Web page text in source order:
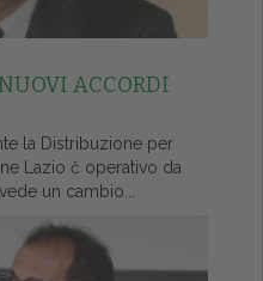
ACCORDI
la Distribuzione per
Lazio č operativo da
un cambio...